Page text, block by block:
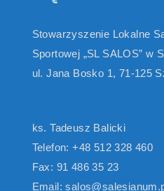
Stowarzyszenie Lokalne
Sportowej „SL SALOS” w
ul. Jana Bosko 1, 71-125
ks. Tadeusz Balicki
Telefon: +48 512 328 460
Fax: 91 486 35 23
Email: